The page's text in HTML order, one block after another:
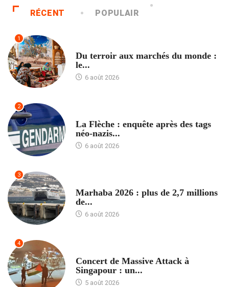
RÉCENT POPULAIR
1
Du terroir aux marchés du monde :
le...
6 août 2026
2
La Flèche : enquête après des tags
néo-nazis...
6 août 2026
3
Marhaba 2026 : plus de 2,7 millions
de...
6 août 2026
4
Concert de Massive Attack à
Singapour : un...
5 août 2026